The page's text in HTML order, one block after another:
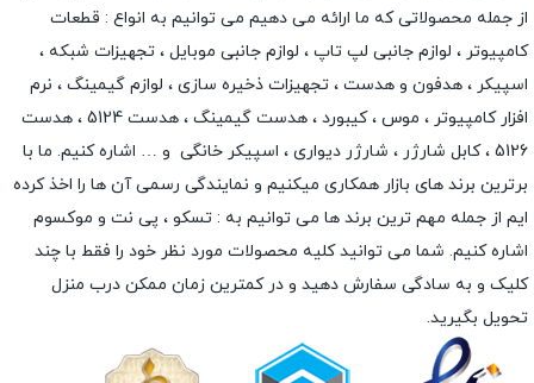
از جمله محصولاتی که ما ارائه می دهیم می توانیم به انواع : قطعات
کامپیوتر ، لوازم جانبی لپ تاپ ، لوازم جانبی موبایل ، تجهیزات شبکه ،
اسپیکر ، هدفون و هدست ، تجهیزات ذخیره سازی ، لوازم گیمینگ ، نرم
افزار کامپیوتر ، موس ،کیبورد ، هدست گیمینگ
، هدست 5124 ، هدست
5126 ،
کابل شارژر ، شارژر دیواری ، اسپیکر خانگی و … اشاره کنیم. ما با
برترین برند های بازار همکاری میکنیم و نمایندگی رسمی آن ها را اخذ کرده
ایم از جمله مهم ترین برند ها می توانیم به : تسکو ، پی نت و موکسوم
اشاره کنیم. شما می توانید کلیه محصولات مورد نظر خود را فقط با چند
کلیک و به سادگی سفارش دهید و در کمترین زمان ممکن درب منزل
تحویل بگیرید.